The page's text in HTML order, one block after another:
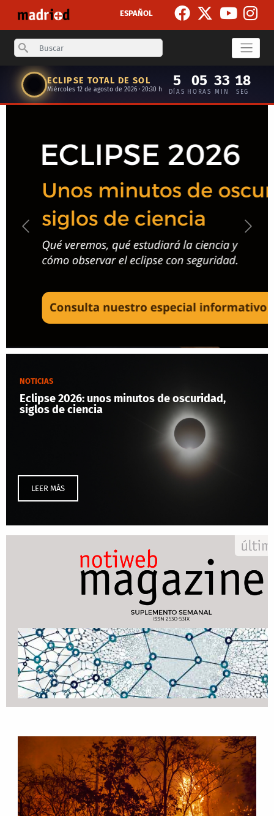
ESPAÑOL
Search
ECLIPSE TOTAL DE SOL
Miércoles 12 de agosto de 2026 · 20:30 h
5
DÍAS
05
HORAS
33
MIN
17
SEG
Anterior
NOTICIAS
Eclipse 2026: unos minutos de oscuridad,
siglos de ciencia
LEER MÁS